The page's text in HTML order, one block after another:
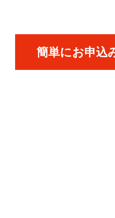
簡単にお申込